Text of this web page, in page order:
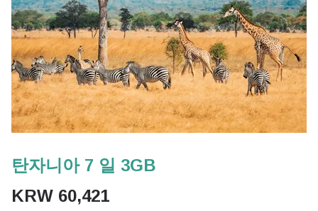
탄자니아 7 일 3GB
KRW 60,421